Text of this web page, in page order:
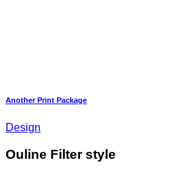
Another Print Package
Design
Ouline Filter style